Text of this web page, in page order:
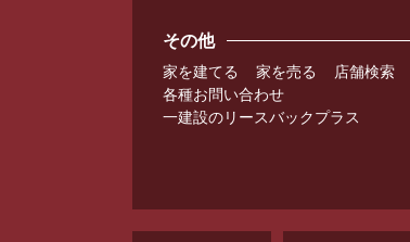
その他
家を建てる 家を売る
店舗検索
各種お問い合わせ
一建設のリースバックプラス